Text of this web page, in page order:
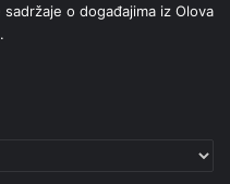
o događajima iz Olova